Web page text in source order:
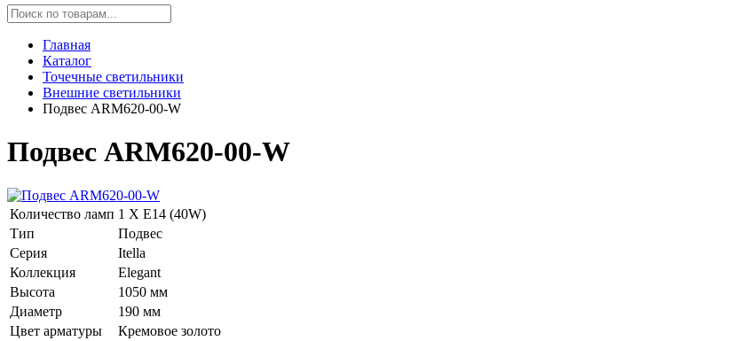
Главная
Каталог
Точечные светильники
Внешние светильники
Подвес ARM620-00-W
Подвес ARM620-00-W
Количество ламп 1 Х E14 (40W)
Тип
Подвес
Серия
Itella
Коллекция
Elegant
Высота
1050 мм
Диаметр
190 мм
Цвет арматуры
Кремовое золото